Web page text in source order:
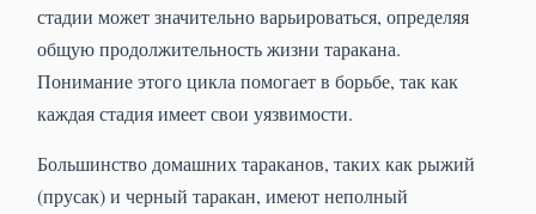
стадии может значительно варьироваться, определяя
общую продолжительность жизни таракана.
Понимание этого цикла помогает в борьбе, так как
каждая стадия имеет свои уязвимости.
Большинство домашних тараканов, таких как рыжий
(прусак) и черный таракан, имеют неполный